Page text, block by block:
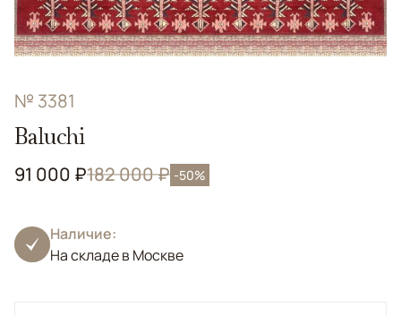
№ 3381
Baluchi
91 000 ₽182 000 ₽ -50%
Наличие:
На складе в Москве